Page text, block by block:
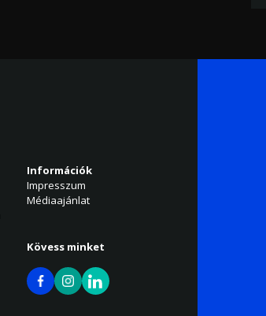
Információk
Impresszum
Médiaajánlat
Kövess minket